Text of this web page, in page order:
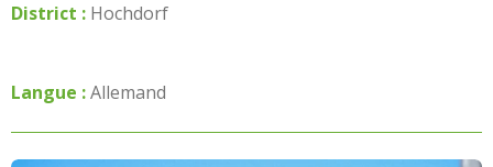
District : Hochdorf
Langue :Allemand